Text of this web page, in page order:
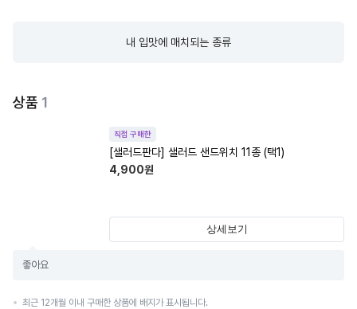
내 입맛에 매치되는 종류
상품 1
직접 구매한
[샐러드판다] 샐러드 샌드위치 11종 (택1)
4,900원
상세보기
좋아요
최근 12개월 이내 구매한 상품에 배지가 표시됩니다.